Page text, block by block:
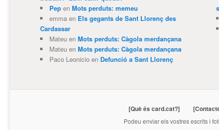
Pepen Mots perduts: memeu
emmaen Els gegants de Sant Llorenç des
Cardassar
Mateuen Mots perduts: Càgola merdançana
Mateuen Mots perduts: Càgola merdançana
Paco Leonicioen Defunció a Sant Llorenç
[Què és card.cat?]
Podeu enviar els vostres escrits i